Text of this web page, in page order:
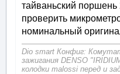
тайваньский поршень
проверить
номинальный
Dio smart Конфиг:
зажигания DENSO
колодки malossi перед и